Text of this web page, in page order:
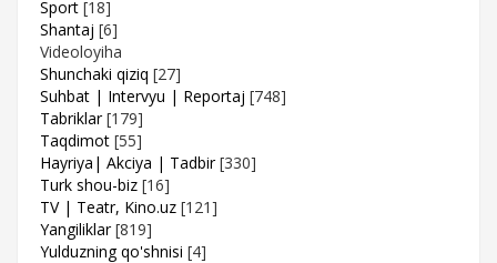
Sport [18]
Shantaj [6]
Videoloyiha
Shunchaki qiziq [27]
Suhbat | Intervyu | Reportaj [748]
Tabriklar [179]
Taqdimot [55]
Hayriya| Akciya | Tadbir [330]
Turk shou-biz [16]
TV | Teatr, Kino.uz [121]
Yangiliklar [819]
Yulduzning qo'shnisi [4]